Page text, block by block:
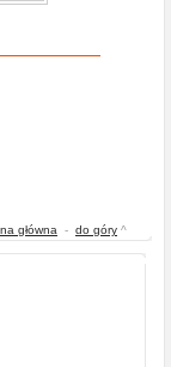
główna - do góry ^